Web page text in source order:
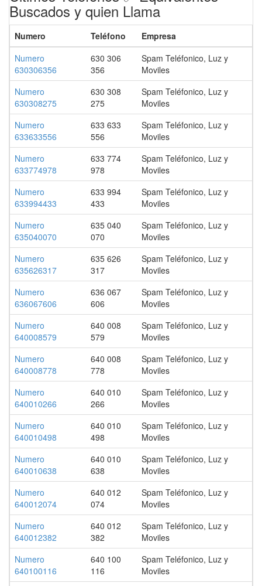
Buscados y quien Llama
Numero Teléfono
Empresa
Numero
630306356
630 306
356
Spam Teléfonico, Luz y
Moviles
Numero
630308275
630 308
275
Spam Teléfonico, Luz y
Moviles
Numero
633633556
633 633
556
Spam Teléfonico, Luz y
Moviles
Numero
633774978
633 774
978
Spam Teléfonico, Luz y
Moviles
Numero
633994433
633 994
433
Spam Teléfonico, Luz y
Moviles
Numero
635040070
635 040
070
Spam Teléfonico, Luz y
Moviles
Numero
635626317
635 626
317
Spam Teléfonico, Luz y
Moviles
Numero
636067606
636 067
606
Spam Teléfonico, Luz y
Moviles
Numero
640008579
640 008
579
Spam Teléfonico, Luz y
Moviles
Numero
640008778
640 008
778
Spam Teléfonico, Luz y
Moviles
Numero
640010266
640 010
266
Spam Teléfonico, Luz y
Moviles
Numero
640010498
640 010
498
Spam Teléfonico, Luz y
Moviles
Numero
640010638
640 010
638
Spam Teléfonico, Luz y
Moviles
Numero
640012074
640 012
074
Spam Teléfonico, Luz y
Moviles
Numero
640012382
640 012
382
Spam Teléfonico, Luz y
Moviles
Numero
640100116
640 100
116
Spam Teléfonico, Luz y
Moviles